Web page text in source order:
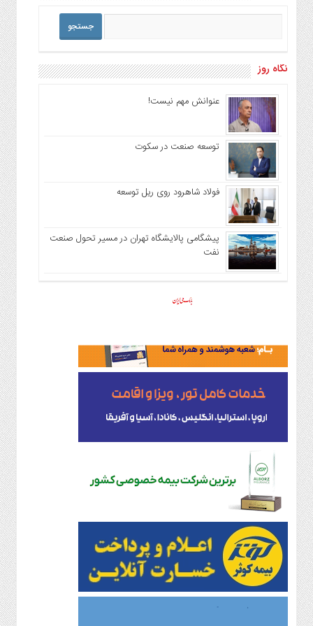
نگاه روز
عنوانش مهم نیست!
توسعه صنعت در سکوت
فولاد شاهرود روی ریل توسعه
پیشگامی پالایشگاه تهران در مسیر تحول صنعت
نفت